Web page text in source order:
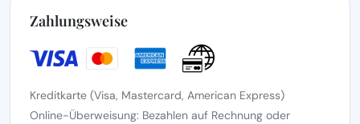
Zahlungsweise
Kreditkarte (Visa, Mastercard, American Express)
Online-Überweisung: Bezahlen auf Rechnung oder